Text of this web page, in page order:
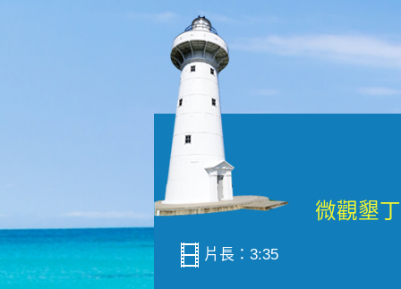
片長：3:35